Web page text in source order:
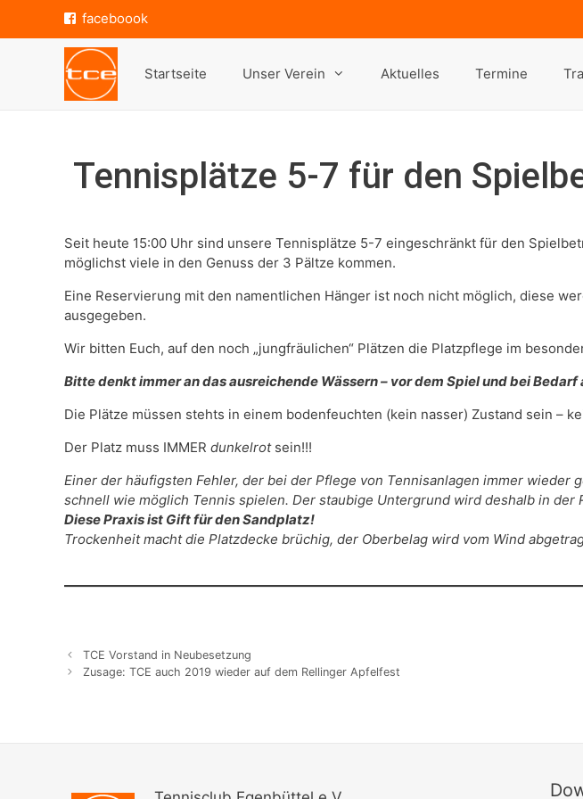
faceboook
Startseite Unser Verein Aktuelles Termine
Tennisplätze 5-7 für den
Seit heute 15:00 Uhr sind unsere Tennisplätze 5-7 eingeschränkt für den
möglichst viele in den Genuss der 3 Pältze kommen.
Eine Reservierung mit den namentlichen Hänger ist noch nicht möglich, diese
ausgegeben.
Wir bitten Euch, auf den noch „jungfräulichen“ Plätzen die Platzpflege im
Bitte denkt immer an das ausreichende Wässern – vor dem Spiel und bei Bedarf
Die Plätze müssen stehts in einem bodenfeuchten (kein nasser) Zustand sein –
Der Platz muss IMMER dunkelrotsein!!!
Einer der häufigsten Fehler, der bei der Pflege von Tennisanlagen immer
schnell wie möglich Tennis spielen. Der staubige Untergrund wird deshalb in
Diese Praxis ist Gift für den Sandplatz!
Trockenheit macht die Platzdecke brüchig, der Oberbelag wird vom Wind
TCE Vorstand in Neubesetzung
Zusage: TCE auch 2019 wieder auf dem Rellinger Apfelfest